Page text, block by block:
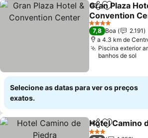
PartilharAdicionar
Gran Plaza
Convention
Ver preços
4 Estrelas
7,8 Boa
2.191
a 4.3 km de
Piscina exterior
banhos de sol
Selecione as datas para ver os preços
exatos.
PartilharAdicionar
Hotel Camino
3 Estrelas